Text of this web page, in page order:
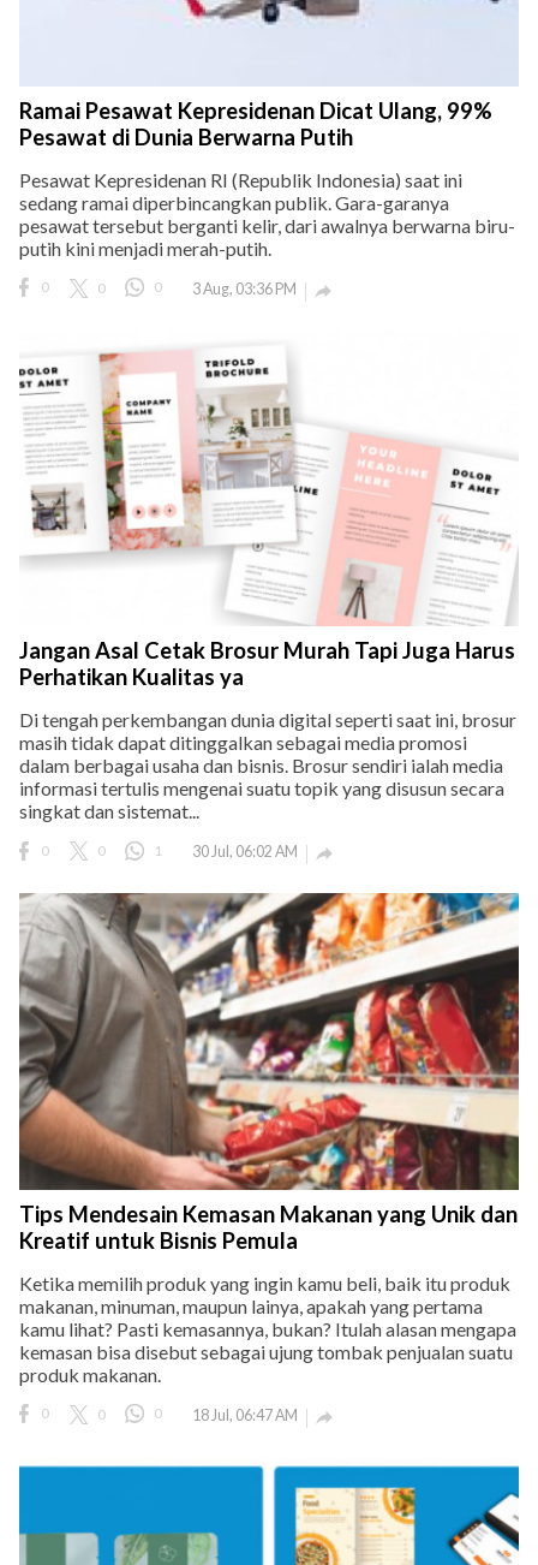
Ramai Pesawat Kepresidenan Dicat Ulang, 99%
Pesawat di Dunia Berwarna Putih
Pesawat Kepresidenan RI (Republik Indonesia) saat ini
sedang ramai diperbincangkan publik. Gara-garanya
pesawat tersebut berganti kelir, dari awalnya berwarna biru-
putih kini menjadi merah-putih.
0 0 0 3 Aug, 03:36 PM 
Jangan Asal Cetak Brosur Murah Tapi Juga Harus
Perhatikan Kualitas ya
Di tengah perkembangan dunia digital seperti saat ini, brosur
masih tidak dapat ditinggalkan sebagai media promosi
dalam berbagai usaha dan bisnis. Brosur sendiri ialah media
informasi tertulis mengenai suatu topik yang disusun secara
singkat dan sistemat...
0 0 1 30 Jul, 06:02 AM 
Tips Mendesain Kemasan Makanan yang Unik dan
Kreatif untuk Bisnis Pemula
Ketika memilih produk yang ingin kamu beli, baik itu produk
makanan, minuman, maupun lainya, apakah yang pertama
kamu lihat? Pasti kemasannya, bukan? Itulah alasan mengapa
kemasan bisa disebut sebagai ujung tombak penjualan suatu
produk makanan.
0 0 0 18 Jul, 06:47 AM 